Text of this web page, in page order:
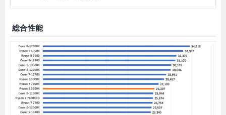
総合性能